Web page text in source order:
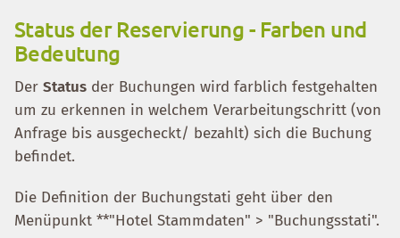
Status der Reservierung - Farben und
Bedeutung
Der Status der Buchungen wird farblich festgehalten
um zu erkennen in welchem Verarbeitungschritt (von
Anfrage bis ausgecheckt/ bezahlt) sich die Buchung
befindet.
Die Definition der Buchungstati geht über den
Menüpunkt **"Hotel Stammdaten" > "Buchungsstati".